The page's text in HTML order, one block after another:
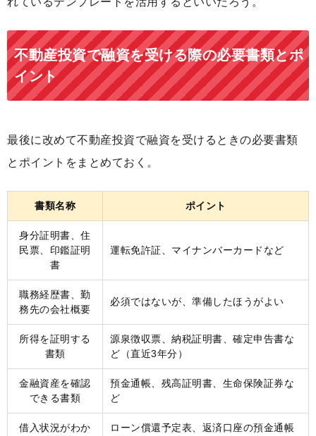
不動産投資で融資を受ける際の必要書類とポ
イント
最後に改めて不動産投資で融資を受けるときの必要書類
とポイントをまとめておく。
書類名称 ポイント
身分証明書、住
民票、印鑑証明
書
運転免許証、マイナンバーカードなど
職務経歴書、勤
務先の会社概要
必須ではないが、準備したほうがよい
所得を証明する
書類
源泉徴収票、納税証明書、確定申告書な
ど（直近3年分）
金融資産を確認
できる書類
預金通帳、残高証明書、生命保険証券な
ど
借入状況がわか
ローン償還予定表、返済口座の預金通帳